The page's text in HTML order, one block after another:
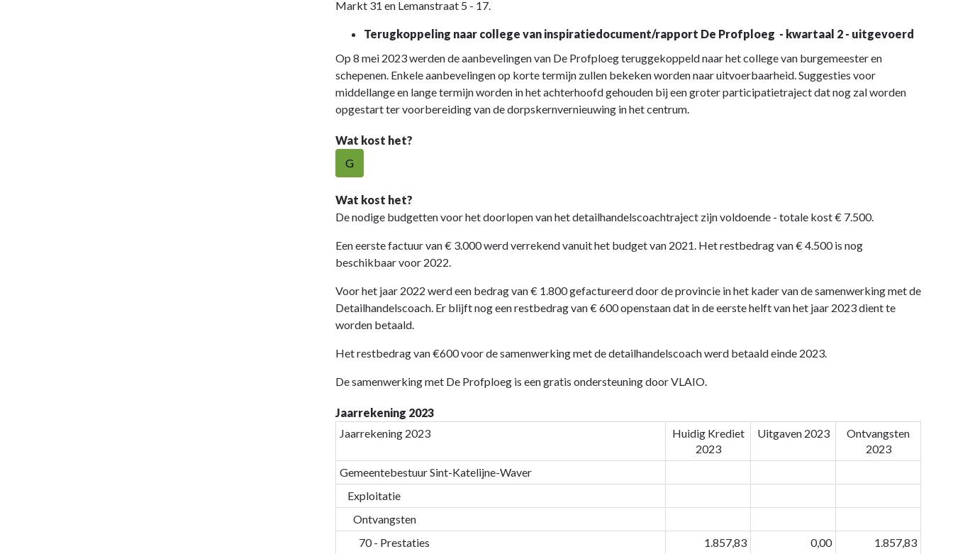
Markt 31 en Lemanstraat 5 - 17.
Terugkoppeling naar college van inspiratiedocument/rapport De Profploeg - kwartaal 2 - uitgevoerd
Op 8 mei 2023 werden de aanbevelingen van De Profploeg teruggekoppeld naar het college van burgemeester en
schepenen. Enkele aanbevelingen op korte termijn zullen bekeken worden naar uitvoerbaarheid. Suggesties voor
middellange en lange termijn worden in het achterhoofd gehouden bij een groter participatietraject dat nog zal worden
opgestart ter voorbereiding van de dorpskernvernieuwing in het centrum.
Wat kost het?
G
Wat kost het?
De nodige budgetten voor het doorlopen van het detailhandelscoachtraject zijn voldoende - totale kost € 7.500.
Een eerste factuur van € 3.000 werd verrekend vanuit het budget van 2021. Het restbedrag van € 4.500 is nog
beschikbaar voor 2022.
Voor het jaar 2022 werd een bedrag van € 1.800 gefactureerd door de provincie in het kader van de samenwerking met de
Detailhandelscoach. Er blijft nog een restbedrag van € 600 openstaan dat in de eerste helft van het jaar 2023 dient te
worden betaald.
Het restbedrag van €600 voor de samenwerking met de detailhandelscoach werd betaald einde 2023.
De samenwerking met De Profploeg is een gratis ondersteuning door VLAIO.
Jaarrekening 2023
Jaarrekening 2023
Huidig Krediet
2023
Uitgaven 2023
Ontvangsten
2023
Gemeentebestuur Sint-Katelijne-Waver
Exploitatie
Ontvangsten
70 - Prestaties
1.857,83 0,00 1.857,83